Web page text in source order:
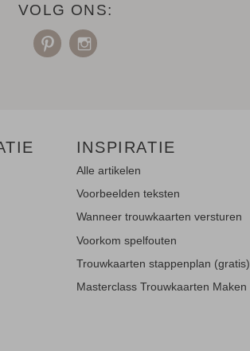
VOLG ONS:
INSPIRATIE
Alle artikelen
Voorbeelden teksten
Wanneer trouwkaarten versturen
Voorkom spelfouten
Trouwkaarten stappenplan (gratis)
Masterclass Trouwkaarten Maken